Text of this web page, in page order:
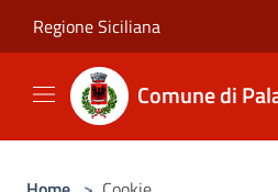
Regione Siciliana
Comune di